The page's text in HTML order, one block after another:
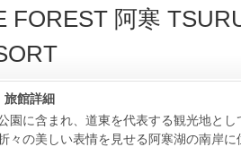
FOREST 阿寒
旅館詳細
園に含まれ、道東を代表する観光地とし
々の美しい表情を見せる阿寒湖の南岸に